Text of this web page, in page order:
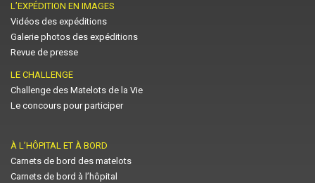
L’EXPÉDITION EN IMAGES
Vidéos des expéditions
Galerie photos des expéditions
Revue de presse
LE CHALLENGE
Challenge des Matelots de la Vie
Le concours pour participer
À L’HÔPITAL ET À BORD
Carnets de bord des matelots
Carnets de bord à l’hôpital